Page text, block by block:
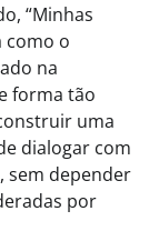
“Minhas
como o
na
forma tão
uma
dialogar com
sem depender
por